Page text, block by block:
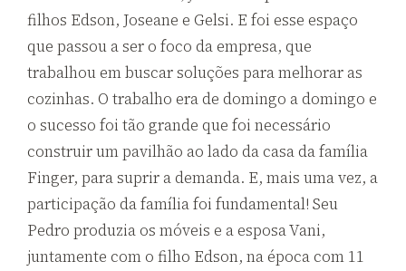
filhos Edson, Joseane e Gelsi. E foi esse espaço
que passou a ser o foco da empresa, que
trabalhou em buscar soluções para melhorar as
cozinhas. O trabalho era de domingo a domingo e
o sucesso foi tão grande que foi necessário
construir um pavilhão ao lado da casa da família
Finger, para suprir a demanda. E, mais uma vez, a
participação da família foi fundamental! Seu
Pedro produzia os móveis e a esposa Vani,
juntamente com o filho Edson, na época com 11